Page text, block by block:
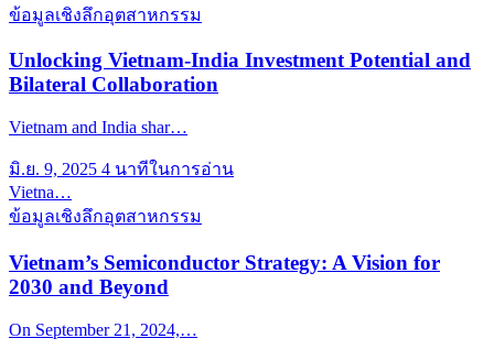
ข้อมูลเชิงลึกอุตสาหกรรม
Unlocking Vietnam-India Investment Potential and
Bilateral Collaboration
Vietnam and India shar…
มิ.ย. 9, 2025 4 นาทีในการอ่าน
Vietna…
ข้อมูลเชิงลึกอุตสาหกรรม
Vietnam’s Semiconductor Strategy: A Vision for
2030 and Beyond
On September 21, 2024,…